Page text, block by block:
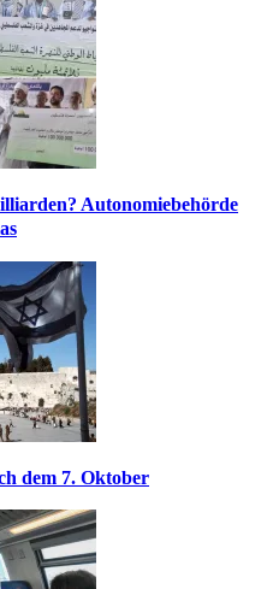
Autonomiebehörde
dem 7. Oktober